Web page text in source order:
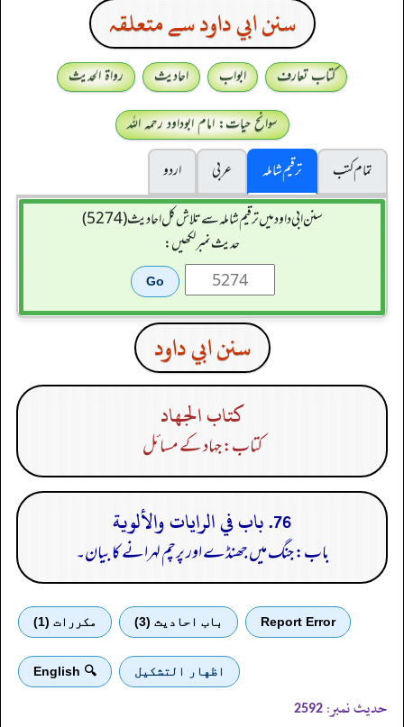
سنن ابي داود سے متعلقہ
کتاب تعارف ابواب احادیث
رواۃ الحدیث
سوانح حیات: امام ابوداود رحمہ اللہ
تمام کتب
ترقیم شاملہ عربی
اردو
سنن ابي داود میں ترقیم شاملہ سے تلاش کل احادیث (5274)
حدیث نمبر لکھیں:
سنن ابي داود
كتاب الجهاد
کتاب: جہاد کے مسائل
76. باب في الرايات والألوية
باب: جنگ میں جھنڈے اور پرچم لہرانے کا بیان۔
Report Error باب احادیث (3) مكررات (1)
اظهار التشكيل 🔍 English
حدیث نمبر: 2592